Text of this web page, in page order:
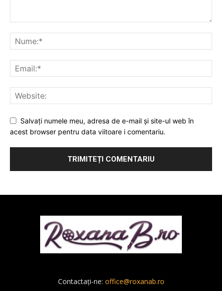
Salvați numele meu, adresa de e-mail și site-ul web în
acest browser pentru data viitoare i comentariu.
Contactați-ne: office@roxanab.ro